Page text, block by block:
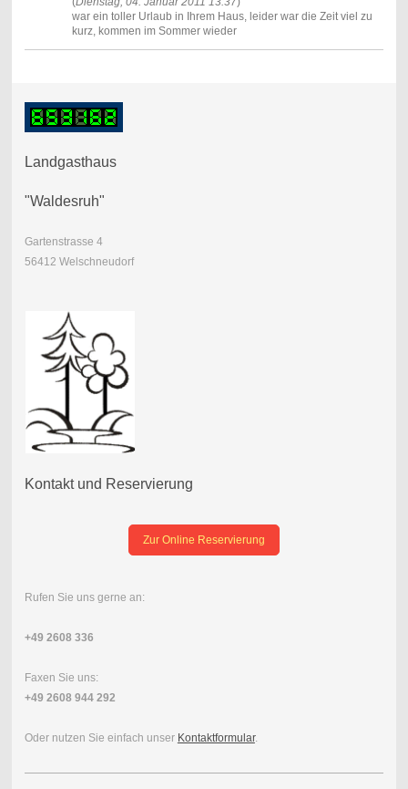
war ein toller Urlaub in Ihrem Haus, leider war die Zeit viel zu
kurz, kommen im Sommer wieder
Landgasthaus
"Waldesruh"
Gartenstrasse 4
56412 Welschneudorf
Kontakt und Reservierung
Zur Online Reservierung
Rufen Sie uns gerne an:
+49 2608 336
Faxen Sie uns:
+49 2608 944 292
Oder nutzen Sie einfach unser Kontaktformular.